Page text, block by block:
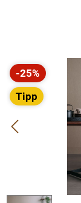
Bildergalerie
-25%
Rabatt
Tipp